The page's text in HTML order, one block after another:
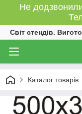
Не
Світ стендів.
Каталог товарів